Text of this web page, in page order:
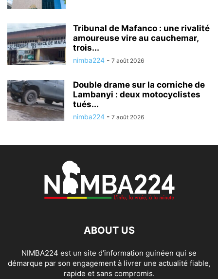
Tribunal de Mafanco : une rivalité
amoureuse vire au cauchemar,
trois...
nimba224 - 7 août 2026
Double drame sur la corniche de
Lambanyi : deux motocyclistes
tués...
nimba224 - 7 août 2026
ABOUT US
NIMBA224 est un site d’information guinéen qui se
démarque par son engagement à livrer une actualité fiable,
rapide et sans compromis.